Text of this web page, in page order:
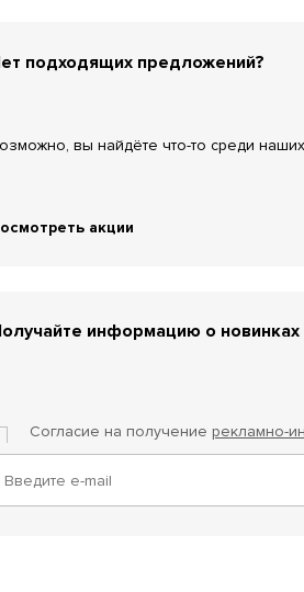
подходящих предложений?
вы найдёте что-то среди
акции
информацию о
Согласие на получение рекламно-